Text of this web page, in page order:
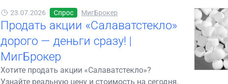
23.07.2026 Спрос МигБрокер
Продать акции «Салаватстекло»
дорого — деньги сразу! |
МигБрокер
Хотите продать акции «Салаватстекло»?
Узнайте реальную цену и стоимость на сегодня.